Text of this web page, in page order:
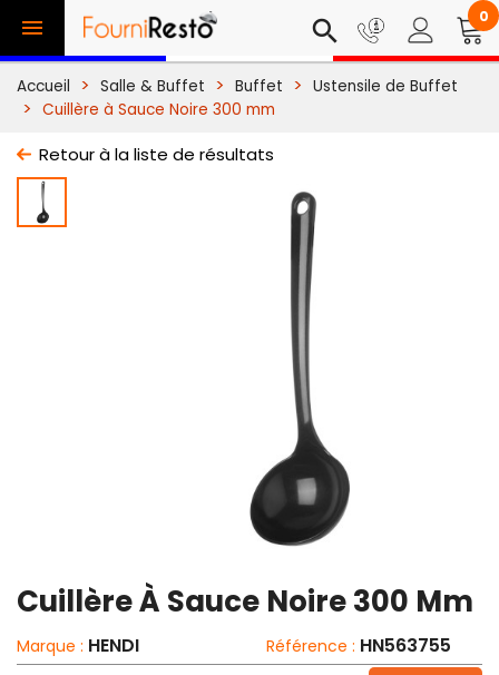
 search 0
Accueil Salle & Buffet Buffet
Ustensile de Buffet
Cuillère à Sauce Noire 300 mm
Retour à la liste de résultats
Cuillère À Sauce Noire 300 Mm
Marque : HENDI Référence : HN563755